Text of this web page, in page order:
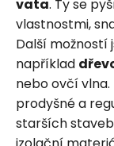
vata. Ty se
vlastnostmi,
Další možností
například
nebo ovčí
prodyšné a
starších